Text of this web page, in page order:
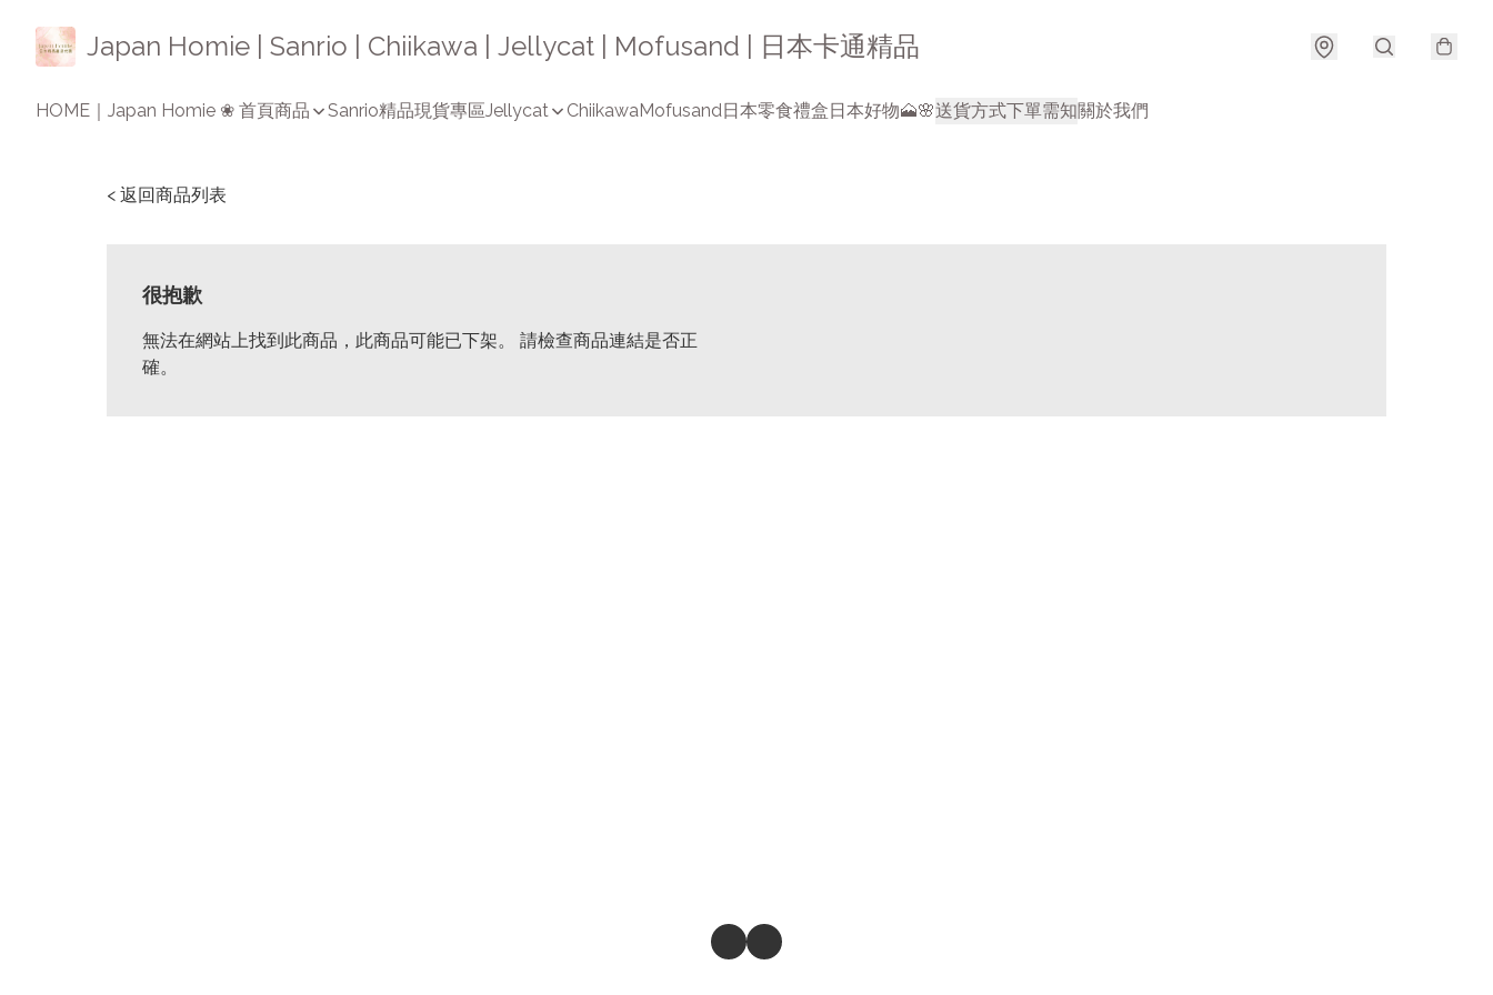
Japan Homie | Sanrio | Chiikawa | Jellycat | Mofusand | 日本卡通精品
HOME｜Japan Homie ❀ 首頁商品 Sanrio精品現貨專區Jellycat ChiikawaMofusand日本零食禮盒日本好物🗻🌸送貨方式下單需知關於我們
< 返回商品列表
很抱歉
無法在網站上找到此商品，此商品可能已下架。 請檢查商品連結是否正
確。